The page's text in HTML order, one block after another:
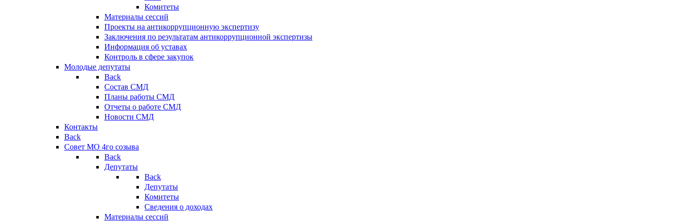
Комитеты
Материалы сессий
Проекты на антикоррупционную экспертизу
Заключения по результатам антикоррупционной экспертизы
Информация об уставах
Контроль в сфере закупок
Молодые депутаты
Back
Состав СМД
Планы работы СМД
Отчеты о работе СМД
Новости СМД
Контакты
Back
Совет МО 4го созыва
Back
Депутаты
Back
Депутаты
Комитеты
Сведения о доходах
Материалы сессий